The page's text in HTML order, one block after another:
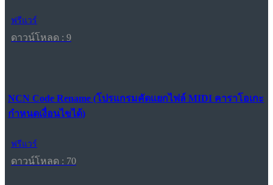
ฟรีแวร์
ดาวน์โหลด : 9
NCN Code Rename (โปรแกรมคัดแยกไฟล์ MIDI คาราโอเกะ
กำหนดเงื่อนไขได้)
ฟรีแวร์
ดาวน์โหลด : 70